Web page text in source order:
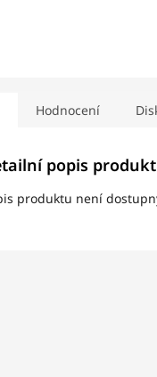
Hodnocení
popis
produktu není